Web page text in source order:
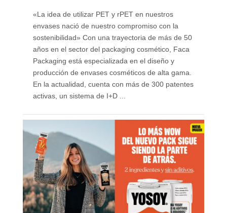
«La idea de utilizar PET y rPET en nuestros
envases nació de nuestro compromiso con la
sostenibilidad» Con una trayectoria de más de 50
años en el sector del packaging cosmético, Faca
Packaging está especializada en el diseño y
producción de envases cosméticos de alta gama.
En la actualidad, cuenta con más de 300 patentes
activas, un sistema de I+D ...